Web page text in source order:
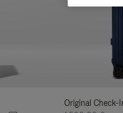
Original Check-